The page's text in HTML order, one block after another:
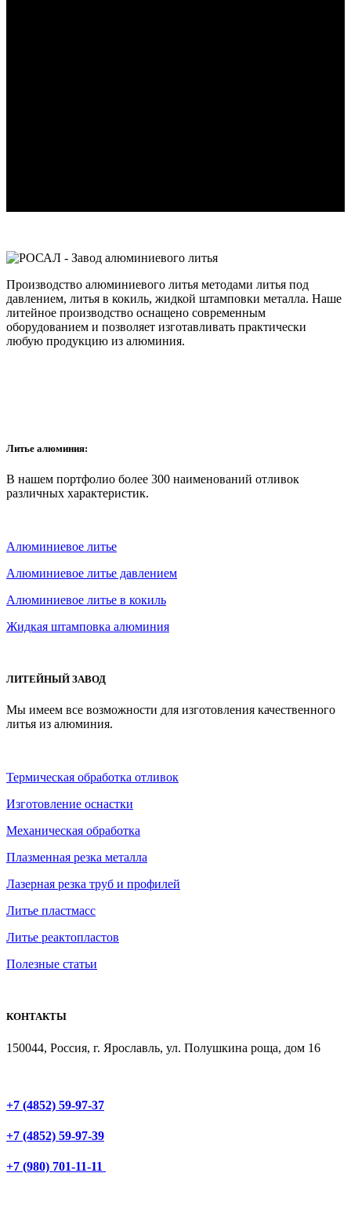
Производство алюминиевого литья методами литья под
давлением, литья в кокиль, жидкой штамповки металла. Наше
литейное производство оснащено современным
оборудованием и позволяет изготавливать практически
любую продукцию из алюминия.
Литье алюминия:
В нашем портфолио более 300 наименований отливок
различных характеристик.
Алюминиевое литье
Алюминиевое литье давлением
Алюминиевое литье в кокиль
Жидкая штамповка алюминия
ЛИТЕЙНЫЙ ЗАВОД
Мы имеем все возможности для изготовления качественного
литья из алюминия.
Термическая обработка отливок
Изготовление оснастки
Механическая обработка
Плазменная резка металла
Лазерная резка труб и профилей
Литье пластмасс
Литье реактопластов
Полезные статьи
КОНТАКТЫ
150044, Россия, г. Ярославль, ул. Полушкина роща, дом 16
+7 (4852) 59-97-37
+7 (4852) 59-97-39
+7 (980) 701-11-11